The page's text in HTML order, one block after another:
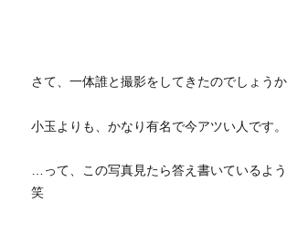
さて、一体誰と撮影をしてきたのでしょう
小玉よりも、かなり有名で今アツい人です。
…って、この写真見たら答え書いているよう
笑